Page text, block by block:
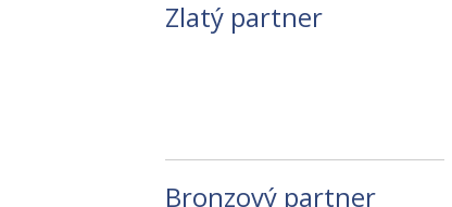
Zlatý partner
Bronzový partner